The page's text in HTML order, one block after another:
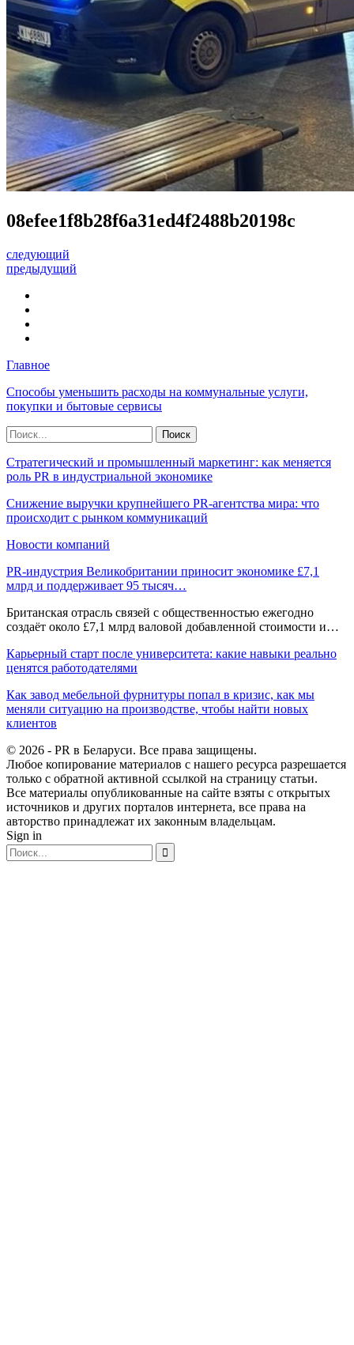
08efee1f8b28f6a31ed4f2488b20198c
следующий
предыдущий
Главное
Способы уменьшить расходы на коммунальные услуги,
покупки и бытовые сервисы
Стратегический и промышленный маркетинг: как меняется
роль PR в индустриальной экономике
Снижение выручки крупнейшего PR-агентства мира: что
происходит с рынком коммуникаций
Новости компаний
PR-индустрия Великобритании приносит экономике £7,1
млрд и поддерживает 95 тысяч…
Британская отрасль связей с общественностью ежегодно
создаёт около £7,1 млрд валовой добавленной стоимости и…
Карьерный старт после университета: какие навыки реально
ценятся работодателями
Как завод мебельной фурнитуры попал в кризис, как мы
меняли ситуацию на производстве, чтобы найти новых
клиентов
© 2026 - PR в Беларуси. Все права защищены.
Любое копирование материалов с нашего ресурса разрешается
только с обратной активной ссылкой на страницу статьи.
Все материалы опубликованные на сайте взяты с открытых
источников и других порталов интернета, все права на
авторство принадлежат их законным владельцам.
Sign in